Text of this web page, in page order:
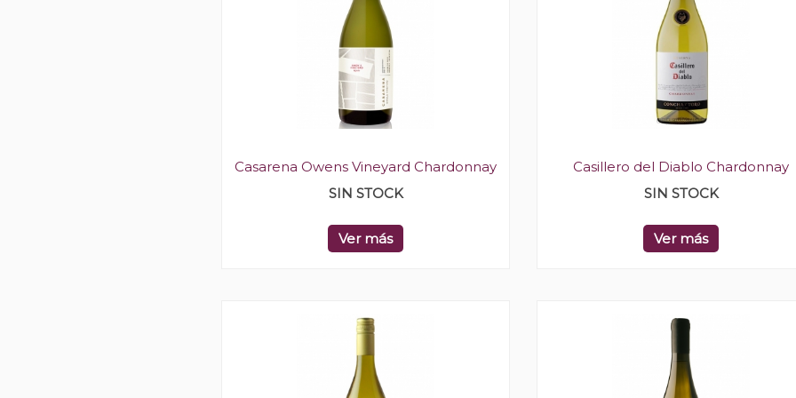
Casarena Owens Vineyard Chardonnay
SIN STOCK
Ver más
Casillero del Diablo Chardonnay
SIN STOCK
Ver más